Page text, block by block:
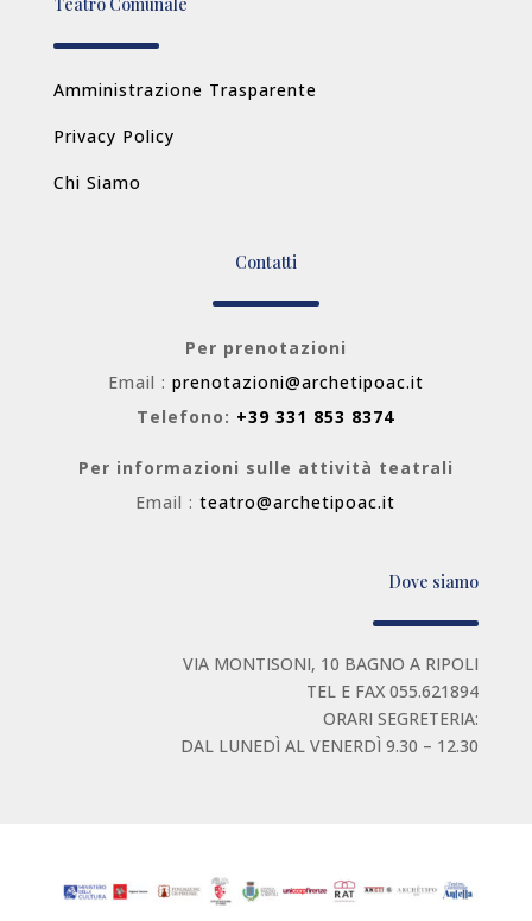
Amministrazione Trasparente
Privacy Policy
Chi Siamo
Contatti
Per prenotazioni
Email : prenotazioni@archetipoac.it
Telefono: +39 331 853 8374
Per informazioni sulle attività teatrali
Email :teatro@archetipoac.it
Dove siamo
VIA MONTISONI, 10 BAGNO A RIPOLI
TEL E FAX 055.621894
ORARI SEGRETERIA:
DAL LUNEDÌ AL VENERDÌ 9.30 – 12.30